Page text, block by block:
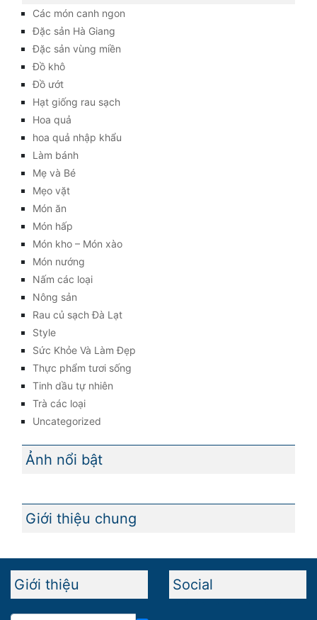
Các món canh ngon
Đặc sản Hà Giang
Đặc sản vùng miền
Đồ khô
Đồ ướt
Hạt giống rau sạch
Hoa quả
hoa quả nhập khẩu
Làm bánh
Mẹ và Bé
Mẹo vặt
Món ăn
Món hấp
Món kho – Món xào
Món nướng
Nấm các loại
Nông sản
Rau củ sạch Đà Lạt
Style
Sức Khỏe Và Làm Đẹp
Thực phẩm tươi sống
Tinh dầu tự nhiên
Trà các loại
Uncategorized
Ảnh nổi bật
Giới thiệu chung
Giới thiệu Social